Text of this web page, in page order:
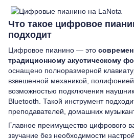
Что такое цифровое
подходит
Цифровое пианино — это
традиционному акустическому
оснащено полноразмерной
взвешенной механикой,
возможностью подключения
Bluetooth. Такой инструмент
преподавателей, домашних
Главное преимущество цифрового
звучание без необходимости